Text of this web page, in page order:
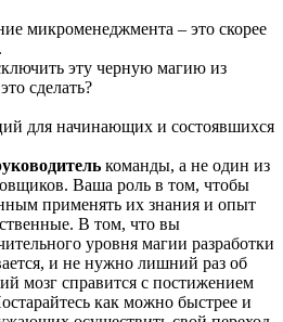
микроменеджмента – это скорее
эту черную магию из
сделать?
для начинающих и состоявшихся
команды, а не один из
Ваша роль в том, чтобы
применять их знания и опыт
В том, что вы
уровня магии разработки
и не нужно лишний раз об
мозг справится с постижением
как можно быстрее и